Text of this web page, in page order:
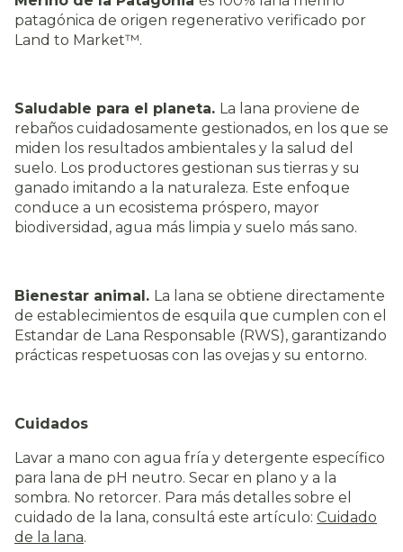
patagónica de origen regenerativo verificado por
Land to Market™.
Saludable para el planeta. La lana proviene de
rebaños cuidadosamente gestionados, en los que se
miden los resultados ambientales y la salud del
suelo. Los productores gestionan sus tierras y su
ganado imitando a la naturaleza. Este enfoque
conduce a un ecosistema próspero, mayor
biodiversidad, agua más limpia y suelo más sano.
Bienestar animal. La lana se obtiene directamente
de establecimientos de esquila que cumplen con el
Estandar de Lana Responsable (RWS), garantizando
prácticas respetuosas con las ovejas y su entorno.
Cuidados
Lavar a mano con agua fría y detergente específico
para lana de pH neutro. Secar en plano y a la
sombra. No retorcer. Para más detalles sobre el
cuidado de la lana, consultá este artículo: Cuidado
de la lana.